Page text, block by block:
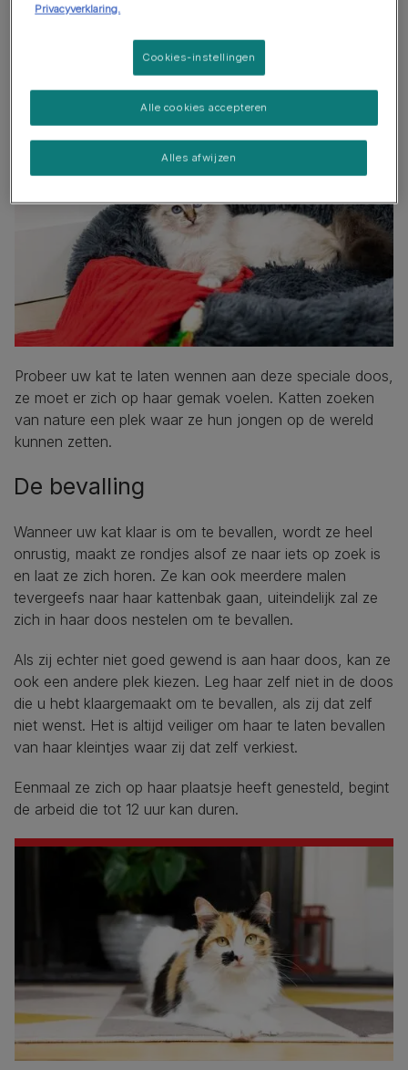
gat aan de zijkant dat groot genoeg is om de moeder
doos krantenpapier en bedek die met een deken of een
oud kledingstuk. Plaats de doos tot slot in een warme en
rustige plek.
Probeer uw kat te laten wennen aan deze speciale doos,
ze moet er zich op haar gemak voelen. Katten zoeken
van nature een plek waar ze hun jongen op de wereld
kunnen zetten.
De bevalling
Wanneer uw kat klaar is om te bevallen, wordt ze heel
onrustig, maakt ze rondjes alsof ze naar iets op zoek is
en laat ze zich horen. Ze kan ook meerdere malen
tevergeefs naar haar kattenbak gaan, uiteindelijk zal ze
zich in haar doos nestelen om te bevallen.
Als zij echter niet goed gewend is aan haar doos, kan ze
ook een andere plek kiezen. Leg haar zelf niet in de doos
die u hebt klaargemaakt om te bevallen, als zij dat zelf
niet wenst. Het is altijd veiliger om haar te laten bevallen
van haar kleintjes waar zij dat zelf verkiest.
Eenmaal ze zich op haar plaatsje heeft genesteld, begint
de arbeid die tot 12 uur kan duren.
Privacyverklaring.
Cookies-instellingen
Alles afwijzen
Alle cookies accepteren